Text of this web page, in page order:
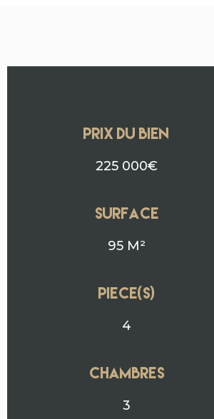
PRIX DU BIEN
225 000€
surface
95 M²
Piece(s)
4
chambres
3